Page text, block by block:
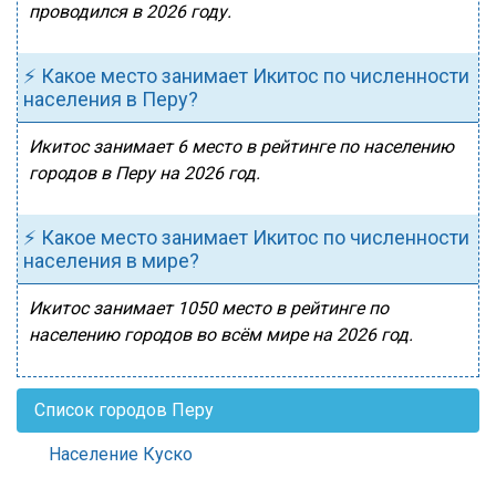
проводился в 2026 году.
⚡ Какое место занимает Икитос по численности
населения в Перу?
Икитос занимает 6 место в рейтинге по населению
городов в Перу на 2026 год.
⚡ Какое место занимает Икитос по численности
населения в мире?
Икитос занимает 1050 место в рейтинге по
населению городов во всём мире на 2026 год.
Список городов Перу
Население Куско